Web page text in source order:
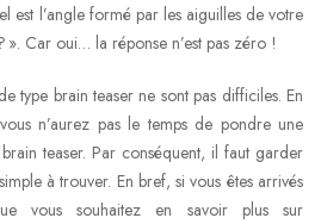
est l’angle formé par les aiguilles de votre
». Car oui… la réponse n’est pas zéro !
type brain teaser ne sont pas difficiles. En
n’aurez pas le temps de pondre une
teaser. Par conséquent, il faut garder
à trouver. En bref, si vous êtes arrivés
vous souhaitez en savoir plus sur